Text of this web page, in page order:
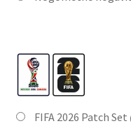
FIFA 2026 Patch Set (